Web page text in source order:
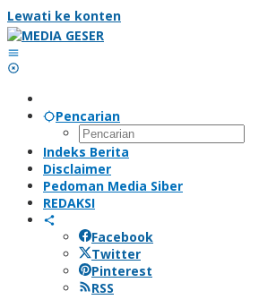
Lewati ke konten
Pencarian
Indeks Berita
Disclaimer
Pedoman Media Siber
REDAKSI
Facebook
Twitter
Pinterest
RSS